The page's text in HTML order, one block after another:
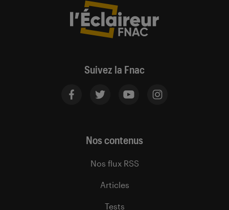
Suivez la Fnac
Nos contenus
Nos flux RSS
Articles
Tests